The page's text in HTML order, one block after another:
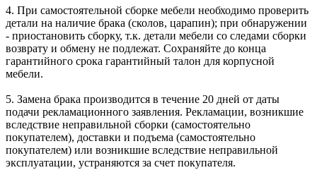
4. При самостоятельной сборке мебели необходимо проверить
детали на наличие брака (сколов, царапин); при обнаружении
- приостановить сборку, т.к. детали мебели со следами сборки
возврату и обмену не подлежат. Сохраняйте до конца
гарантийного срока гарантийный талон для корпусной
мебели.
5. Замена брака производится в течение 20 дней от даты
подачи рекламационного заявления. Рекламации, возникшие
вследствие неправильной сборки (самостоятельно
покупателем), доставки и подъема (самостоятельно
покупателем) или возникшие вследствие неправильной
эксплуатации, устраняются за счет покупателя.